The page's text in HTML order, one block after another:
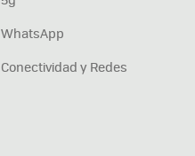
WhatsApp
Conectividad y Redes